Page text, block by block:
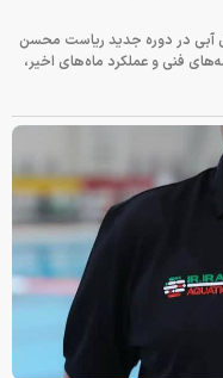
در دوره جدید ریاست محسن
فنی و عملکرد ماه‌های اخیر،